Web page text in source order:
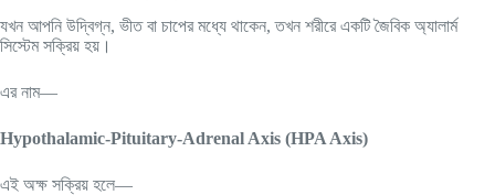
যখন আপনি উদ্বিগ্ন, ভীত বা চাপের মধ্যে থাকেন, তখন শরীরে একটি জৈবিক অ্যালার্ম
সিস্টেম সক্রিয় হয়।
এর নাম—
Hypothalamic-Pituitary-Adrenal Axis (HPA Axis)
এই অক্ষ সক্রিয় হলে—